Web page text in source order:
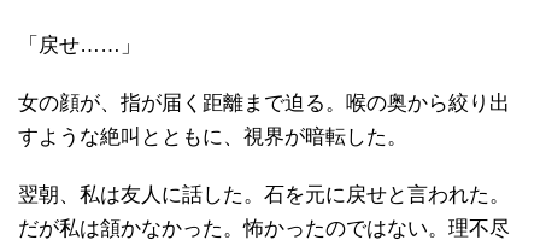
「戻せ……」
女の顔が、指が届く距離まで迫る。喉の奥から絞り出
すような絶叫とともに、視界が暗転した。
翌朝、私は友人に話した。石を元に戻せと言われた。
だが私は頷かなかった。怖かったのではない。理不尽